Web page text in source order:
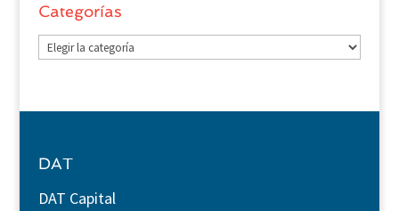
Categorías
Categorías
DAT
DAT Capital